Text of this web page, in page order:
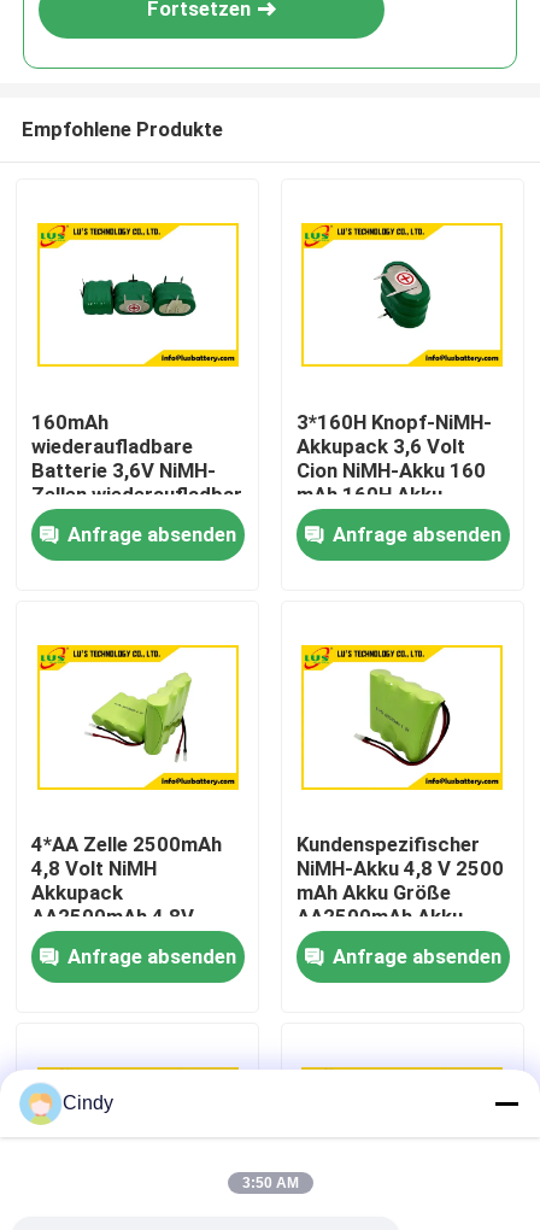
Haus
Fabrik-Ausflug
Qualitätskontrolle
Treten Sie mit uns in Verbindung
Nachrichten
Fälle
Lithium-Thionylchlorid-Batterie
Fortsetzen
Empfohlene Produkte
160mAh
wiederaufladbare
Batterie 3,6V NiMH-
Zellen wiederaufladbar
kundenspezifisch
Anfrage absenden
3*160H Knopf-NiMH-
Akkupack 3,6 Volt
Cion NiMH-Akku 160
mAh 160H Akku
Anfrage absenden
4*AA Zelle 2500mAh
4,8 Volt NiMH
Akkupack
AA2500mAh 4,8V
Akku
Anfrage absenden
Kundenspezifischer
NiMH-Akku 4,8 V 2500
mAh Akku Größe
AA2500mAh Akku
OEM
Anfrage absenden
Cindy
3:50 AM